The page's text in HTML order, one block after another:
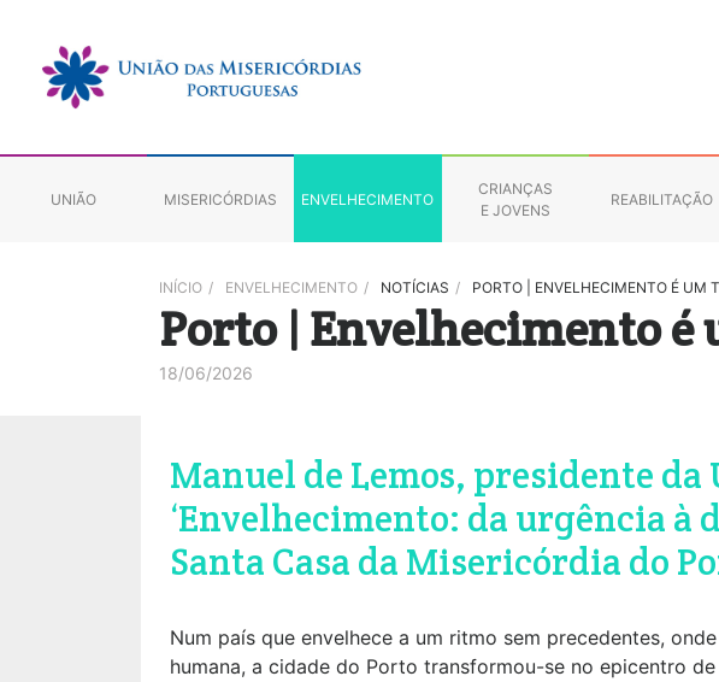
UNIÃO MISERICÓRDIAS ENVELHECIMENTO
CRIANÇAS
E JOVENS
REABILITAÇÃO
INÍCIO / ENVELHECIMENTO / NOTÍCIAS / PORTO | ENVELHECIMENTO É UM
Porto | Envelhecimento é
18/06/2026
Manuel de Lemos, presidente
‘Envelhecimento: da urgência
Santa Casa da Misericórdia do
Num país que envelhece a um ritmo sem precedentes,
humana, a cidade do Porto transformou-se no epicentro